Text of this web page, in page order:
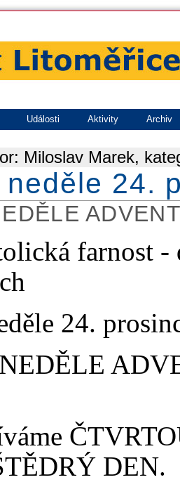
Události Aktivity Archiv
Miloslav Marek,
24.
farnost -
24.
DEN.